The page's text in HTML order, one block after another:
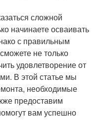
сложной
начинаете осваивать
с правильным
не только
удовлетворение от
В этой статье мы
необходимые
предоставим
вам успешно